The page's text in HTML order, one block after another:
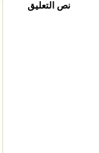
نص التعليق